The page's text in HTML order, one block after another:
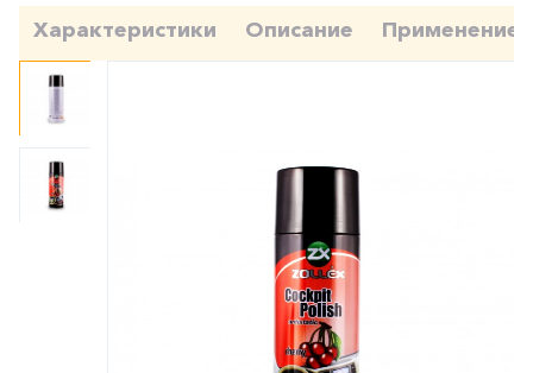
Характеристики Описание Применение